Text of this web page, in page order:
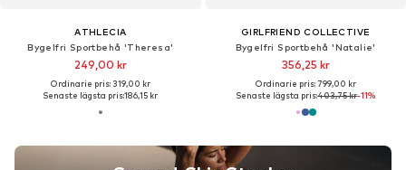
ATHLECIA
Bygelfri Sportbehå 'Theresa'
249,00 kr
Ordinarie pris: 319,00 kr
Senaste lägsta pris:186,15 kr
GIRLFRIEND COLLECTIVE
Bygelfri Sportbehå 'Natalie'
356,25 kr
Ordinarie pris: 799,00 kr
Senaste lägsta pris:403,75 kr-11%